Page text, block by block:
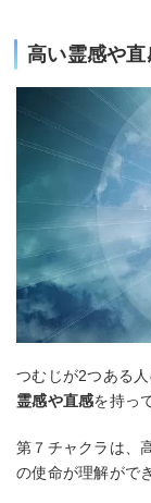
高い霊感や
つむじが2つある
霊感や直感を持っ
第７チャクラは、
の使命が理解がで